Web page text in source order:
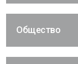
Общество